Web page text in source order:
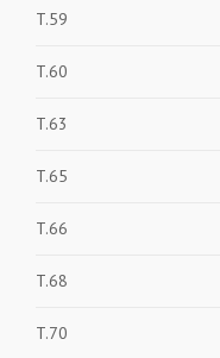
T.59
T.60
T.63
T.65
T.66
T.68
T.70